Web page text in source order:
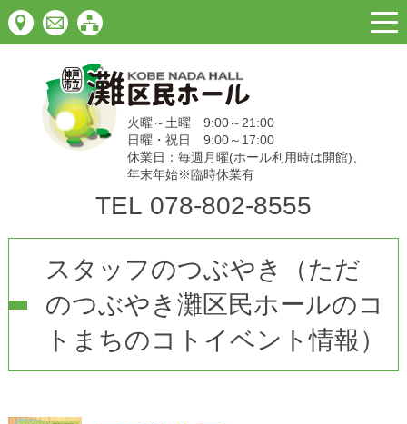
火曜～土曜 9:00～21:00
日曜・祝日 9:00～17:00
休業日：毎週月曜(ホール利用時は開館)、
年末年始※臨時休業有
TEL 078-802-8555
スタッフのつぶやき（ただ
のつぶやき灘区民ホールのコ
トまちのコトイベント情報）